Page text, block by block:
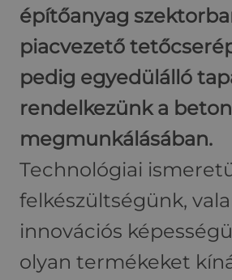
építőanyag
piacvezető
pedig egyedülálló
rendelkezünk a beton
megmunkálásában.
Technológiai
felkészültségünk,
innovációs
olyan termékeket